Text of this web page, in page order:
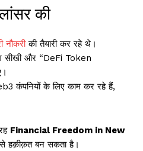
की
नौकरीकी तैयारी कर रहे थे।
सीखी और “DeFi Token
कंपनियों के लिए काम कर रहे हैं,
Financial Freedom in New
हक़ीक़त बन सकता है।